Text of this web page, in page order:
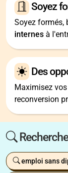
Soyez
Soyez formés,
internes à
Des
Maximisez
reconversion
emploi sans